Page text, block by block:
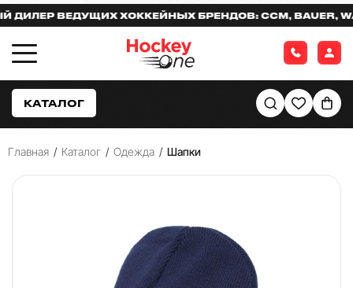
ВЕДУЩИХ ХОККЕЙНЫХ БРЕНДОВ: CCM, BAUER,
КАТАЛОГ
Главная / Каталог / Одежда / Шапки